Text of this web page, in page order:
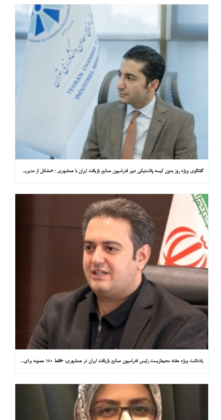
گفتگوی ویژه روز بدون کیسه پلاستیکی دبیر فدراسیون صنایع بازیافت ایران با همشهری : «مشکل از مدیریت پسماند پلاستیکی است، نه کیسه پلاستیکی»
یادداشت ویژه هفته محیط‌زیست رئیس فدراسیون صنایع بازیافت ایران در همشهری: «فقط ۱۸۰ مصوبه برای خارج کردن خودروهای فرسوده از خیابان‌ها»